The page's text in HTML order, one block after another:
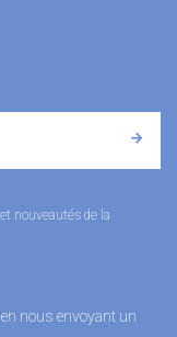
nouveautés de la
nous envoyant un